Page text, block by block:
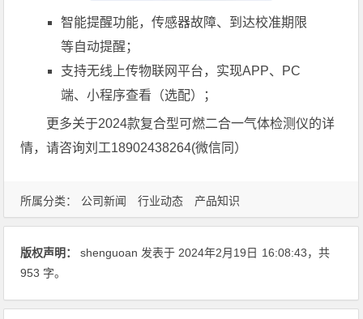
智能提醒功能，传感器故障、到达校准期限
等自动提醒；
支持无线上传物联网平台，实现APP、PC
端、小程序查看（选配）；
更多关于2024款复合型可燃二合一气体检测仪的详
情，请咨询刘工18902438264(微信同）
所属分类： 公司新闻 行业动态 产品知识
版权声明： shenguoan 发表于 2024年2月19日 16:08:43，共
953 字。